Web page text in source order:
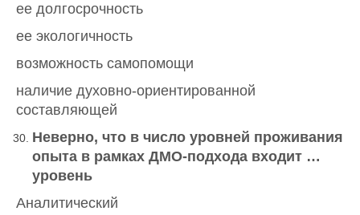
ее долгосрочность
ее экологичность
возможность самопомощи
наличие духовно-ориентированной
составляющей
Неверно, что в число уровней проживания
опыта в рамках ДМО-подхода входит …
уровень
Аналитический